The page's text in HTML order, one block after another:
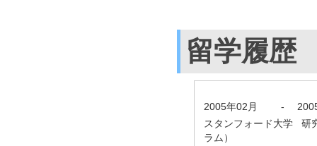
留学履歴
2005年02月 -
スタンフォード大学 研
ラム）